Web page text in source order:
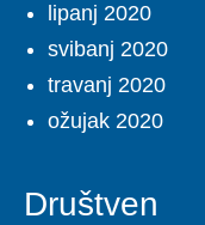
lipanj 2020
svibanj 2020
travanj 2020
ožujak 2020
Društven